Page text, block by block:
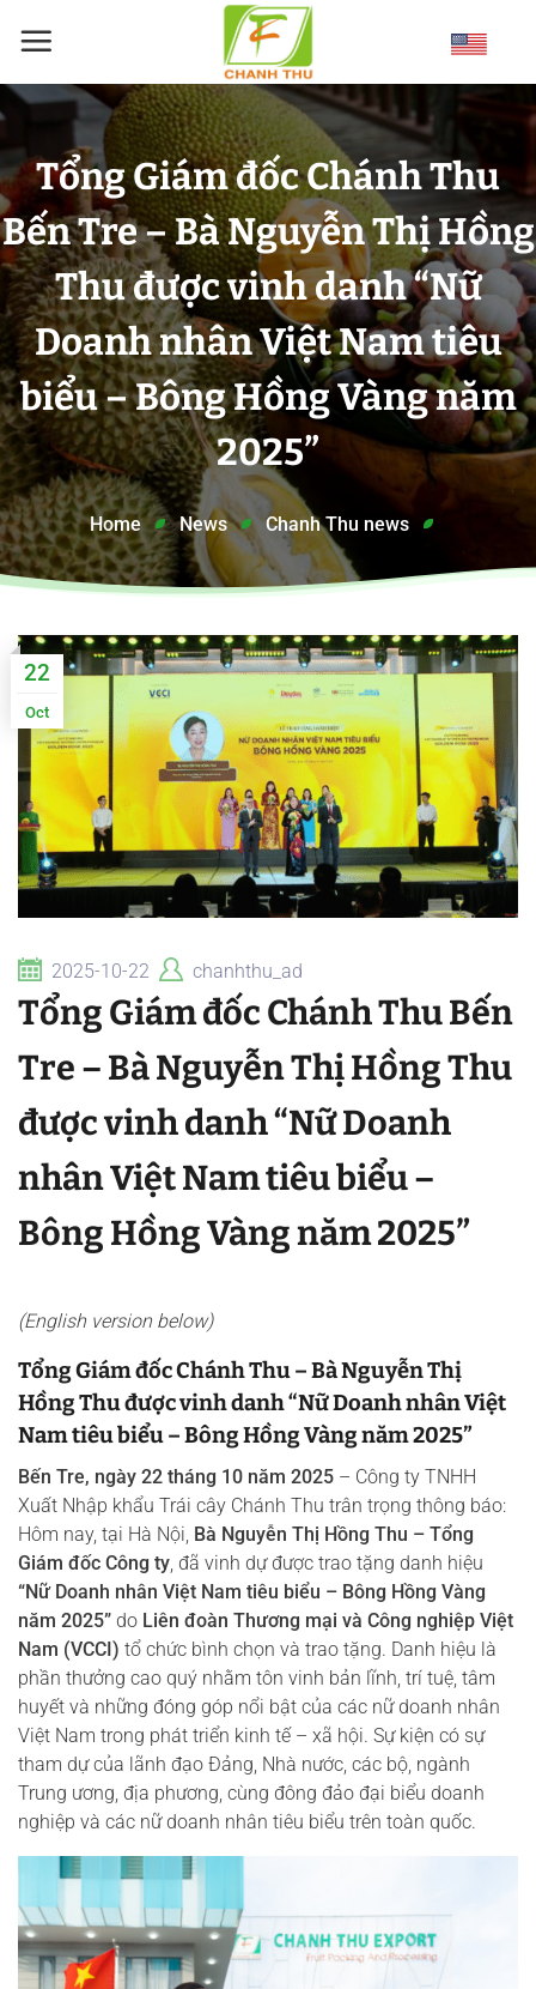
Tổng Giám đốc Chánh Thu
Bến Tre – Bà Nguyễn Thị Hồng
Thu được vinh danh “Nữ
Doanh nhân Việt Nam tiêu
biểu – Bông Hồng Vàng năm
2025”
Home News Chanh Thu news
22
Oct
2025-10-22 chanhthu_ad
Tổng Giám đốc Chánh Thu Bến
Tre – Bà Nguyễn Thị Hồng Thu
được vinh danh “Nữ Doanh
nhân Việt Nam tiêu biểu –
Bông Hồng Vàng năm 2025”
(English version below)
Tổng Giám đốc Chánh Thu – Bà Nguyễn Thị
Hồng Thu được vinh danh “Nữ Doanh nhân Việt
Nam tiêu biểu – Bông Hồng Vàng năm 2025”
Bến Tre, ngày 22 tháng 10 năm 2025 – Công ty TNHH
Xuất Nhập khẩu Trái cây Chánh Thu trân trọng thông báo:
Hôm nay, tại Hà Nội, Bà Nguyễn Thị Hồng Thu – Tổng
Giám đốc Công ty, đã vinh dự được trao tặng danh hiệu
“Nữ Doanh nhân Việt Nam tiêu biểu – Bông Hồng Vàng
năm 2025” do Liên đoàn Thương mại và Công nghiệp Việt
Nam (VCCI) tổ chức bình chọn và trao tặng. Danh hiệu là
phần thưởng cao quý nhằm tôn vinh bản lĩnh, trí tuệ, tâm
huyết và những đóng góp nổi bật của các nữ doanh nhân
Việt Nam trong phát triển kinh tế – xã hội. Sự kiện có sự
tham dự của lãnh đạo Đảng, Nhà nước, các bộ, ngành
Trung ương, địa phương, cùng đông đảo đại biểu doanh
nghiệp và các nữ doanh nhân tiêu biểu trên toàn quốc.